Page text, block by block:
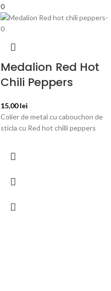
Medalion Red Hot
Chili Peppers
15,00lei
Colier de metal cu cabouchon de
sticla cu Red hot chilli peppers